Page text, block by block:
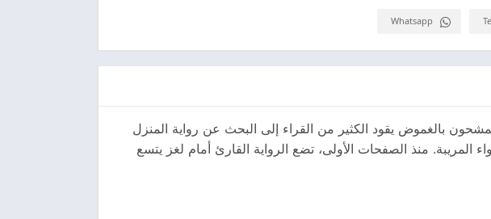
Whatsapp
بالغموض يقود الكثير من القراء إلى البحث عن رواية المنزل
المريبة. منذ الصفحات الأولى، تضع الرواية القارئ أمام لغز يتسع